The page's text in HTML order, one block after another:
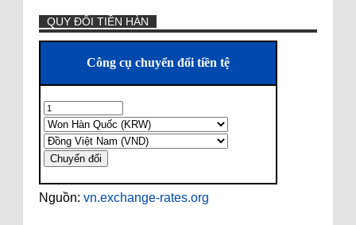
QUY ĐỔI TIỀN HÀN
Nguồn: vn.exchange-rates.org